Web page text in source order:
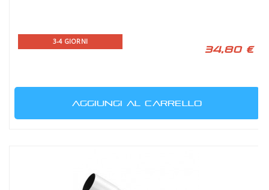
3-4 GIORNI
34,80 €
AGGIUNGI AL CARRELLO